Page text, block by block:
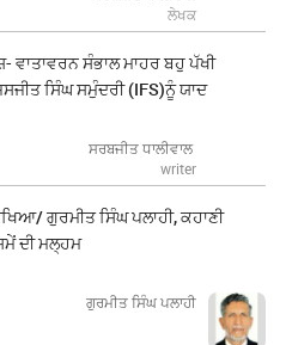
ਲੇਖਕ
ਵਾਤਾਵਰਨ ਸੰਭਾਲ ਮਾਹਰ ਬਹੁ ਪੱਖੀ
ਸਿੰਘ ਸਮੁੰਦਰੀ (IFS)ਨੂੰ ਯਾਦ
ਸਰਬਜੀਤ ਧਾਲੀਵਾਲ
writer
ਗੁਰਮੀਤ ਸਿੰਘ ਪਲਾਹੀ, ਕਹਾਣੀ
ਦੀ ਮਲ੍ਹਮ
ਗੁਰਮੀਤ ਸਿੰਘ ਪਲਾਹੀ